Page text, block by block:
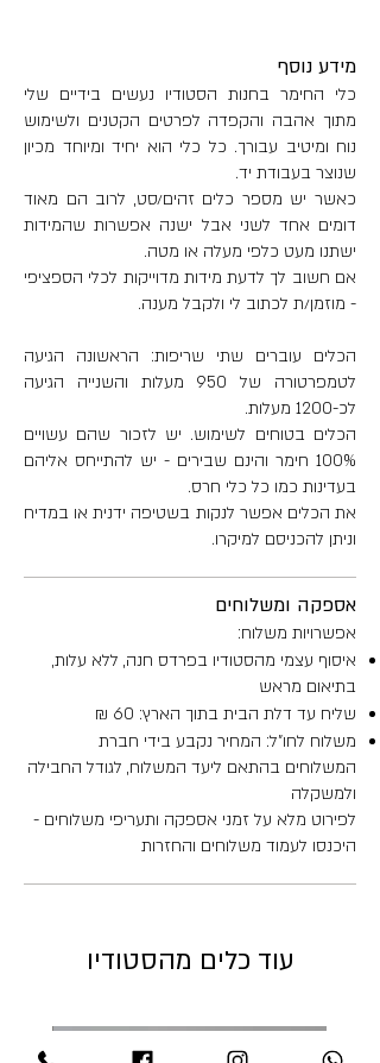
עץ או כל משטח אחר שסופג מים.
מידות:
גובה: 14 ס"מ
מפתח עליון:10*13 ס"מ
היקף כלי: 50 ס"מ
כמות הכלת מים: 800 מ"ל
משקל: 2.105 גר'
מידע נוסף
כלי החימר בחנות הסטודיו נעשים בידיים שלי
מתוך אהבה והקפדה לפרטים הקטנים ולשימוש
נוח ומיטיב עבורך. כל כלי הוא יחיד ומיוחד מכיון
שנוצר בעבודת יד.
כאשר יש מספר כלים זהים/סט, לרוב הם מאוד
דומים אחד לשני אבל ישנה אפשרות שהמידות
ישתנו מעט כלפי מעלה או מטה.
אם חשוב לך לדעת מידות מדוייקות לכלי הספציפי
- מוזמן/ת לכתוב לי ולקבל מענה.
הכלים עוברים שתי שריפות: הראשונה הגיעה
לטמפרטורה של 950 מעלות והשנייה הגיעה
לכ-1200 מעלות.
הכלים בטוחים לשימוש. יש לזכור שהם עשויים
100% חימר והינם שבירים - יש להתייחס אליהם
בעדינות כמו כל כלי חרס.
את הכלים אפשר לנקות בשטיפה ידנית או במדיח
וניתן להכניסם למיקרו.
אספקה ומשלוחים
אפשרויות משלוח:
איסוף עצמי מהסטודיו בפרדס חנה, ללא עלות,
בתיאום מראש
שליח עד דלת הבית בתוך הארץ: 60 ₪
משלוח לחו"ל: המחיר נקבע בידי חברת
המשלוחים בהתאם ליעד המשלוח, לגודל החבילה
ולמשקלה
לפירוט מלא על זמני אספקה ותעריפי משלוחים -
היכנסו לעמוד משלוחים והחזרות
עוד כלים מהסטודיו